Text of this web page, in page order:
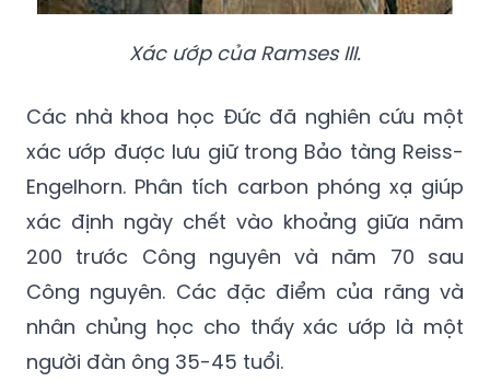
Xác ướp của Ramses III.
Các nhà khoa học Đức đã nghiên cứu một
xác ướp được lưu giữ trong Bảo tàng Reiss-
Engelhorn. Phân tích carbon phóng xạ giúp
xác định ngày chết vào khoảng giữa năm
200 trước Công nguyên và năm 70 sau
Công nguyên. Các đặc điểm của răng và
nhân chủng học cho thấy xác ướp là một
người đàn ông 35-45 tuổi.